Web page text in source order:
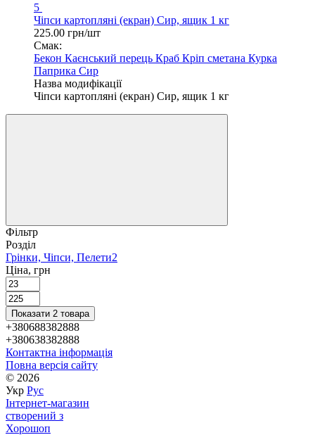
5
Чіпси картопляні (екран) Сир, ящик 1 кг
225.00 грн/шт
Смак:
Бекон Каєнський перець Краб Кріп сметана Курка
Паприка Сир
Назва модифікації
Чіпси картопляні (екран) Сир, ящик 1 кг
Фільтр
Розділ
Грінки, Чіпси, Пелети2
Ціна, грн
Показати 2 товара
+380688382888
+380638382888
Контактна інформація
Повна версія сайту
© 2026
Укр Рус
Інтернет-магазин
створений з
Хорошоп